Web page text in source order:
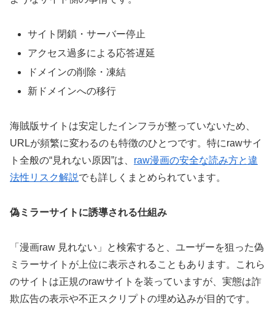
サイト閉鎖・サーバー停止
アクセス過多による応答遅延
ドメインの削除・凍結
新ドメインへの移行
海賊版サイトは安定したインフラが整っていないため、
URLが頻繁に変わるのも特徴のひとつです。特にrawサイ
ト全般の“見れない原因”は、 raw漫画の安全な読み方と違
法性リスク解説でも詳しくまとめられています。
偽ミラーサイトに誘導される仕組み
「漫画raw 見れない」と検索すると、ユーザーを狙った偽
ミラーサイトが上位に表示されることもあります。これら
のサイトは正規のrawサイトを装っていますが、実態は詐
欺広告の表示や不正スクリプトの埋め込みが目的です。